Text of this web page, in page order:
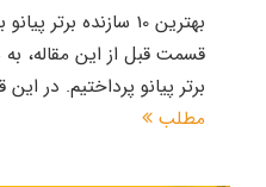
بهترین 10 سازنده
برتر پیانو پرداختیم. در
مطلب